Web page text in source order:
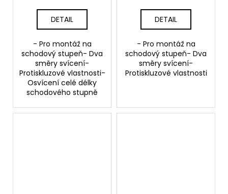
DETAIL
- Pro montáž na
schodový stupeň- Dva
směry svícení-
Protiskluzové vlastnosti-
Osvícení celé délky
schodového stupně
DETAIL
- Pro montáž na
schodový stupeň- Dva
směry svícení-
Protiskluzové vlastnosti